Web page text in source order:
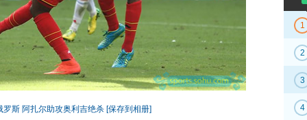
罗斯 阿扎尔助攻奥利吉绝杀 [保存到相册]
1
2
3
4